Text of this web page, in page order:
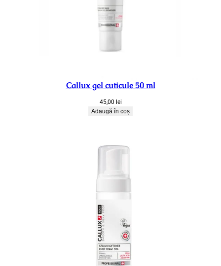
Callux gel cuticule 50 ml
45,00 lei
Adaugă în coș